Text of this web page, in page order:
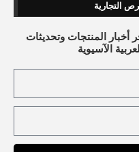
التجارية
أخبار المنتجات وتحديثات
الآسيوية